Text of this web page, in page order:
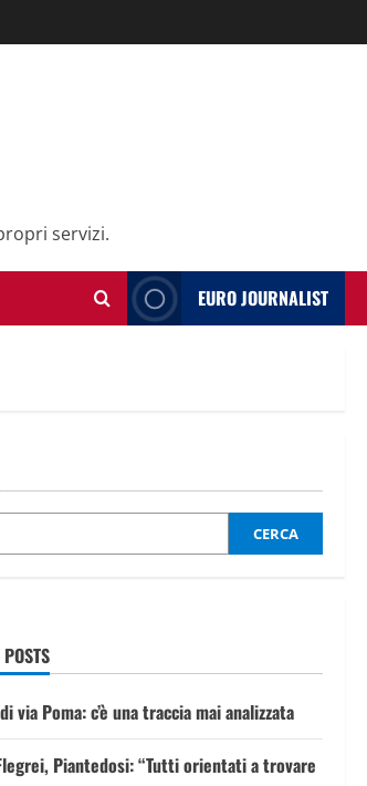
servizi.
EURO JOURNALIST
CERCA
via Poma: c’è una traccia mai analizzata
Piantedosi: “Tutti orientati a trovare